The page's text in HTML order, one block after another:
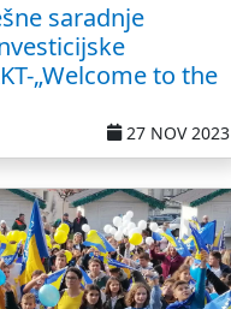
saradnje
„Welcome to the
27 NOV 2023